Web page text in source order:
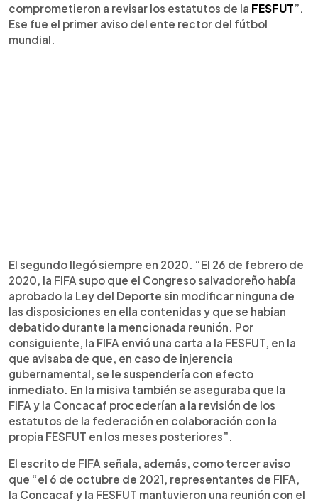
comprometieron a revisar los estatutos de la FESFUT”.
Ese fue el primer aviso del ente rector del fútbol
mundial.
El segundo llegó siempre en 2020. “El 26 de febrero de
2020, la FIFA supo que el Congreso salvadoreño había
aprobado la Ley del Deporte sin modificar ninguna de
las disposiciones en ella contenidas y que se habían
debatido durante la mencionada reunión. Por
consiguiente, la FIFA envió una carta a la FESFUT, en la
que avisaba de que, en caso de injerencia
gubernamental, se le suspendería con efecto
inmediato. En la misiva también se aseguraba que la
FIFA y la Concacaf procederían a la revisión de los
estatutos de la federación en colaboración con la
propia FESFUT en los meses posteriores”.
El escrito de FIFA señala, además, como tercer aviso
que “el 6 de octubre de 2021, representantes de FIFA,
la Concacaf y la FESFUT mantuvieron una reunión con el